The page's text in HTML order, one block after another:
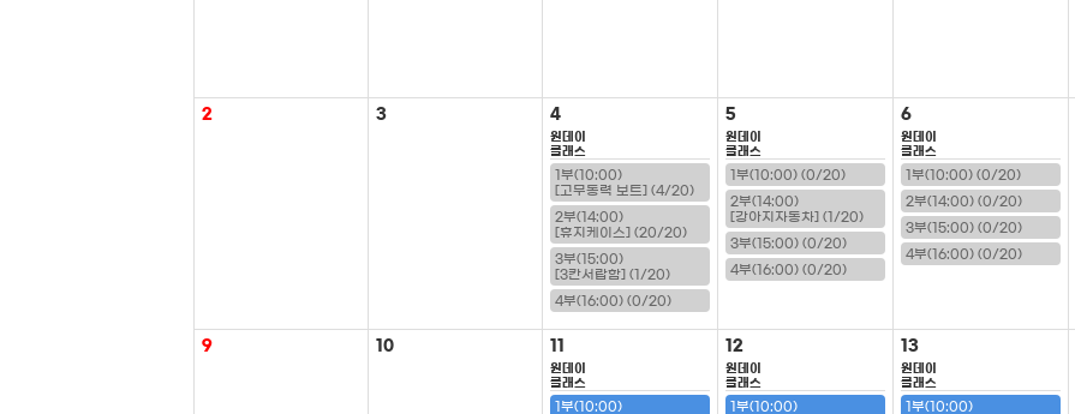
2 3 4
원데이
클래스
1부(10:00)
[고무동력 보트] (4/20)
2부(14:00)
[휴지케이스] (20/20)
3부(15:00)
[3칸서랍함] (1/20)
4부(16:00) (0/20)
5
원데이
클래스
1부(10:00) (0/20)
2부(14:00)
[강아지자동차] (1/20)
3부(15:00) (0/20)
4부(16:00) (0/20)
6
원데이
클래스
1부(10:00) (0/20)
2부(14:00) (0/20)
3부(15:00) (0/20)
4부(16:00) (0/20)
9 10 11
원데이
클래스
1부(10:00)
12
원데이
클래스
1부(10:00)
13
원데이
클래스
1부(10:00)